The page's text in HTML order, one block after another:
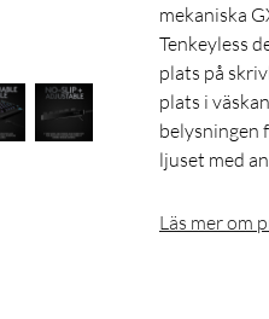
mekaniska
Tenkeyless
plats på
plats i
belysningen
ljuset med
Läs mer om